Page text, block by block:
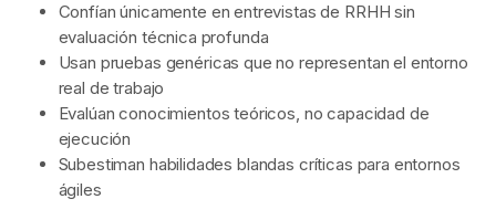
Confían únicamente en entrevistas de RRHH sin
evaluación técnica profunda
Usan pruebas genéricas que no representan el entorno
real de trabajo
Evalúan conocimientos teóricos, no capacidad de
ejecución
Subestiman habilidades blandas críticas para entornos
ágiles